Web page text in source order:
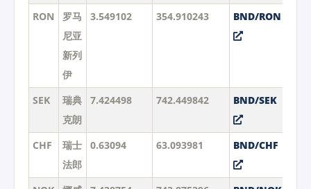
RON
罗马
尼亚
新列
伊
3.549102 354.910243 BND/RON
SEK
瑞典
克朗
7.424498 742.449842 BND/SEK
CHF
瑞士
法郎
0.63094 63.093981 BND/CHF